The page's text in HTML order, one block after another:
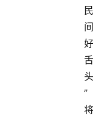
民
间
好
舌
头
”
将